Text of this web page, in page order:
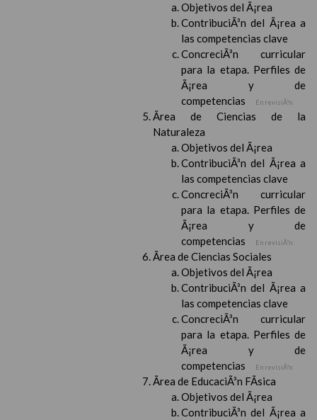
Objetivos del Ã¡rea
ContribuciÃ³n del Ã¡rea a
las competencias clave
ConcreciÃ³n curricular
para la etapa. Perfiles de
Ã¡rea y de
competencias
En revisiÃ³n
Ãrea de Ciencias de la
Naturaleza
Objetivos del Ã¡rea
ContribuciÃ³n del Ã¡rea a
las competencias clave
ConcreciÃ³n curricular
para la etapa. Perfiles de
Ã¡rea y de
competencias
En revisiÃ³n
Ãrea de Ciencias Sociales
Objetivos del Ã¡rea
ContribuciÃ³n del Ã¡rea a
las competencias clave
ConcreciÃ³n curricular
para la etapa. Perfiles de
Ã¡rea y de
competencias
En revisiÃ³n
Ãrea de EducaciÃ³n FÃ­sica
Objetivos del Ã¡rea
ContribuciÃ³n del Ã¡rea a